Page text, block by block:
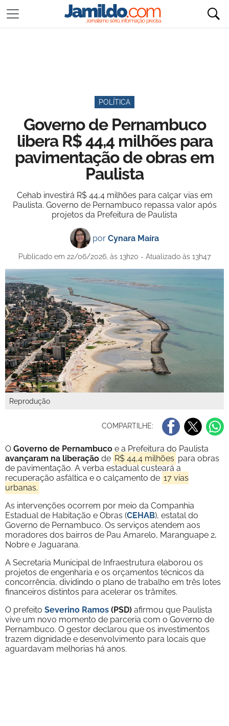
POLÍTICA
Governo de Pernambuco
libera R$ 44,4 milhões para
pavimentação de obras em
Paulista
Cehab investirá R$ 44,4 milhões para calçar vias em
Paulista. Governo de Pernambuco repassa valor após
projetos da Prefeitura de Paulista
por Cynara Maíra
Publicado em 22/06/2026, às 13h20 - Atualizado às 13h47
Reprodução
COMPARTILHE:
O Governo de Pernambuco e a Prefeitura do Paulista
avançaram na liberação de R$ 44,4 milhões para obras
de pavimentação. A verba estadual custeará a
recuperação asfáltica e o calçamento de 17 vias
urbanas.
As intervenções ocorrem por meio da Companhia
Estadual de Habitação e Obras (CEHAB), estatal do
Governo de Pernambuco. Os serviços atendem aos
moradores dos bairros de Pau Amarelo, Maranguape 2,
Nobre e Jaguarana.
A Secretaria Municipal de Infraestrutura elaborou os
projetos de engenharia e os orçamentos técnicos da
concorrência, dividindo o plano de trabalho em três lotes
financeiros distintos para acelerar os trâmites.
O prefeito Severino Ramos (PSD) afirmou que Paulista
vive um novo momento de parceria com o Governo de
Pernambuco. O gestor declarou que os investimentos
trazem dignidade e desenvolvimento para locais que
aguardavam melhorias há anos.